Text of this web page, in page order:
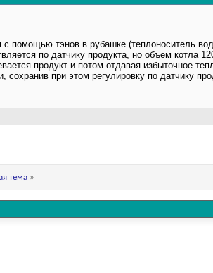
тэнов в рубашке (теплоноситель
по датчику продукта, но объем котла
продукт и потом отдавая избыточное
при этом регулировку по датчику
тема »